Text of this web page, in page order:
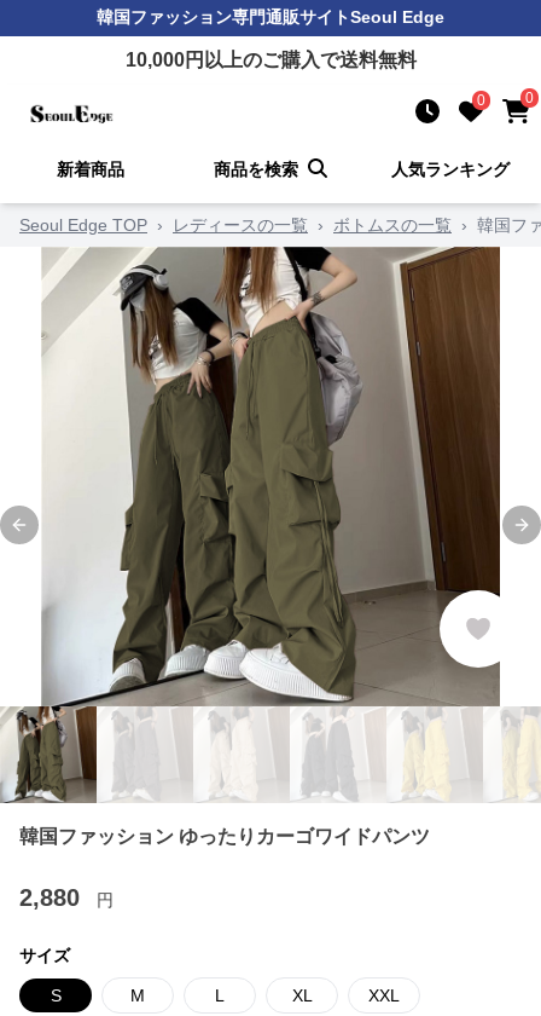
韓国ファッション専門通販サイトSeoul Edge
10,000円以上のご購入で送料無料
0 0
新着商品 商品を検索 人気ランキング
Seoul Edge TOP › レディースの一覧 › ボトムスの一覧 › 韓国フ
Previous slide
韓国ファッション ゆったりカーゴワイドパンツ
2,880 円
サイズ
S M L XL XXL